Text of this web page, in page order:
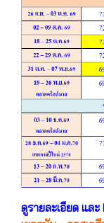
ดูรายละเอียด แล